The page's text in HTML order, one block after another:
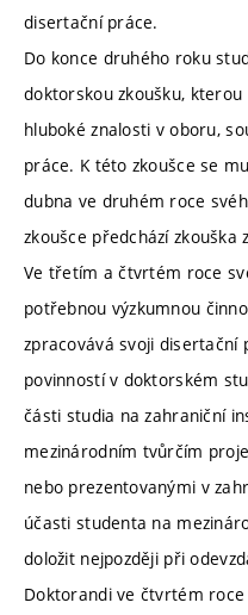
disertační práce.
Do konce druhého roku
doktorskou zkoušku,
hluboké znalosti v oboru,
práce. K této zkoušce se
dubna ve druhém roce
zkoušce předchází zkouška
Ve třetím a čtvrtém roce
potřebnou výzkumnou
zpracovává svoji disertační
povinností v doktorském
části studia na zahraniční
mezinárodním tvůrčím
nebo prezentovanými v
účasti studenta na
doložit nejpozději při
Doktorandi ve čtvrtém